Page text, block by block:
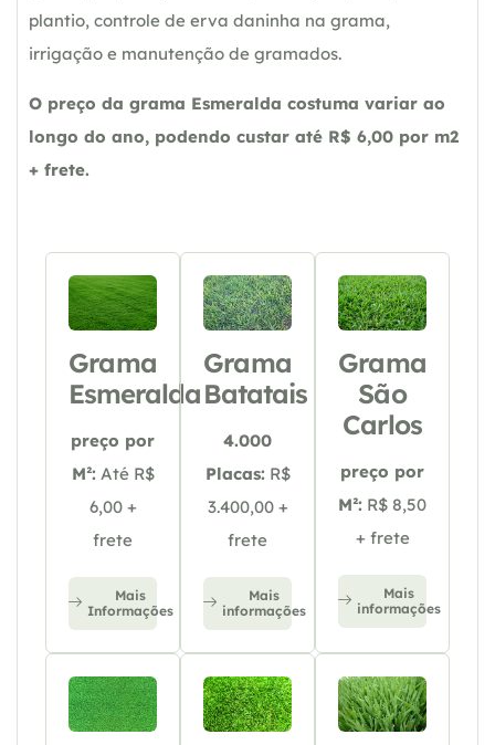
plantio, controle de erva daninha na grama,
irrigação e manutenção de gramados.
O preço da grama Esmeralda costuma variar ao
longo do ano, podendo custar até R$ 6,00 por m2
+ frete.
Grama
Esmeralda
preço por
M²: Até R$
6,00 +
frete
Mais
Informações
Grama
Batatais
4.000
Placas: R$
3.400,00 +
frete
Mais
informações
Grama
São
Carlos
preço por
M²: R$ 8,50
+ frete
Mais
informações